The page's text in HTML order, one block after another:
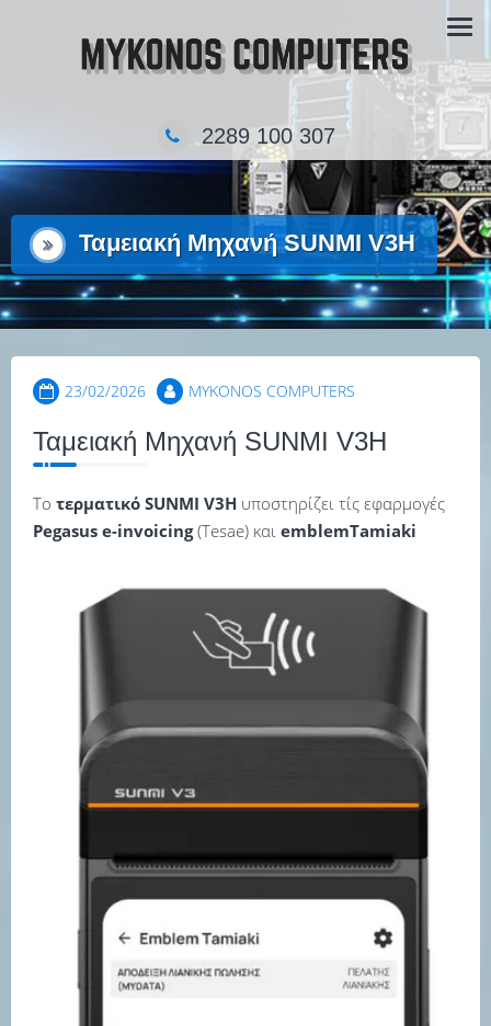
2289 100 307
Ταμειακή Μηχανή SUNMI V3H
23/02/2026 MYKONOS COMPUTERS
Ταμειακή Μηχανή SUNMI V3H
Το τερματικό SUNMI V3H υποστηρίζει τίς εφαρμογές
Pegasus e-invoicing(Tesae) και emblemTamiaki